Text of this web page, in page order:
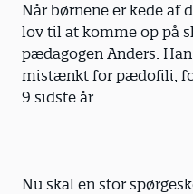
Når børnene er kede af
lov til at komme op på
pædagogen Anders.
mistænkt for pædofili,
9 sidste år.
Nu skal en stor